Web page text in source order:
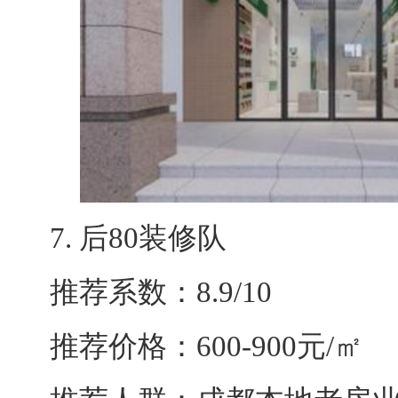
7. 后80装修队
推荐系数：8.9/10
推荐价格：600-900元/㎡